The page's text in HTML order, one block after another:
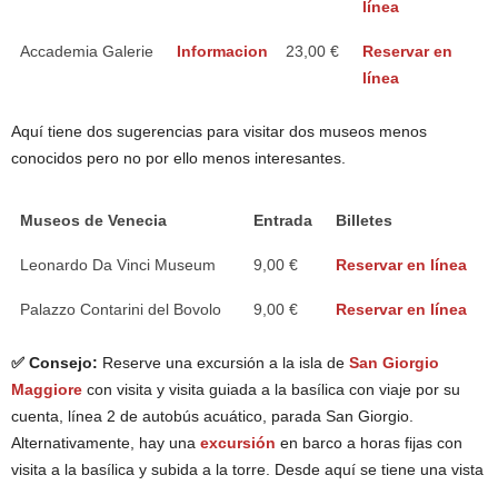
línea
Accademia Galerie Informacion 23,00 €
Reservar en
línea
Aquí tiene dos sugerencias para visitar dos museos menos
conocidos pero no por ello menos interesantes.
Museos de Venecia Entrada Billetes
Leonardo Da Vinci Museum 9,00 € Reservar en línea
Palazzo Contarini del Bovolo 9,00 € Reservar en línea
✅ Consejo: Reserve una excursión a la isla de San Giorgio
Maggiore con visita y visita guiada a la basílica con viaje por su
cuenta, línea 2 de autobús acuático, parada San Giorgio.
Alternativamente, hay una excursión en barco a horas fijas con
visita a la basílica y subida a la torre. Desde aquí se tiene una vista